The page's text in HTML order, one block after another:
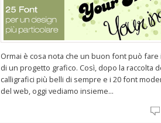
Ormai è cosa nota che un buon font può fare
di un progetto grafico. Così, dopo la raccolta
calligrafici più belli di sempre e i 20 font
del web, oggi vediamo insieme...